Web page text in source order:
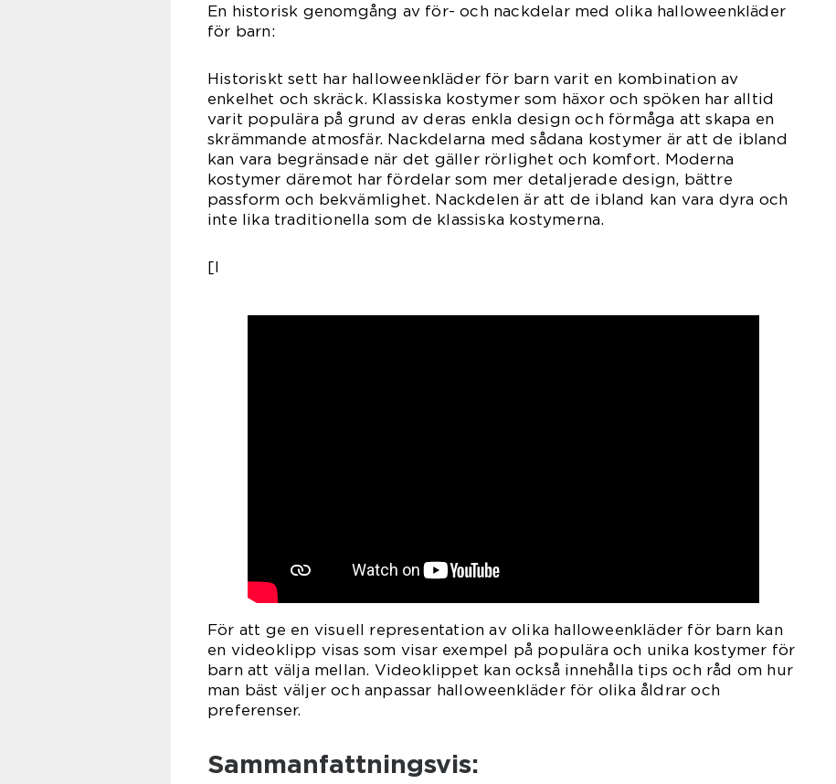
En historisk genomgång av för- och nackdelar med olika halloweenkläder
för barn:
Historiskt sett har halloweenkläder för barn varit en kombination av
enkelhet och skräck. Klassiska kostymer som häxor och spöken har alltid
varit populära på grund av deras enkla design och förmåga att skapa en
skrämmande atmosfär. Nackdelarna med sådana kostymer är att de ibland
kan vara begränsade när det gäller rörlighet och komfort. Moderna
kostymer däremot har fördelar som mer detaljerade design, bättre
passform och bekvämlighet. Nackdelen är att de ibland kan vara dyra och
inte lika traditionella som de klassiska kostymerna.
[I
För att ge en visuell representation av olika halloweenkläder för barn kan
en videoklipp visas som visar exempel på populära och unika kostymer för
barn att välja mellan. Videoklippet kan också innehålla tips och råd om hur
man bäst väljer och anpassar halloweenkläder för olika åldrar och
preferenser.
Sammanfattningsvis: